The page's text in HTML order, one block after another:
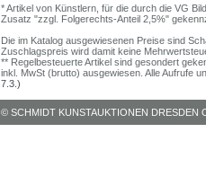
* Artikel von Künstlern, für die durch die VG
Zusatz "zzgl. Folgerechts-Anteil 2,5%"
Die im Katalog ausgewiesenen Preise sind
Zuschlagspreis wird damit keine
** Regelbesteuerte Artikel sind gesondert
inkl. MwSt (brutto) ausgewiesen. Alle Aufrufe
7.3.)
© SCHMIDT KUNSTAUKTIONEN DRESDEN